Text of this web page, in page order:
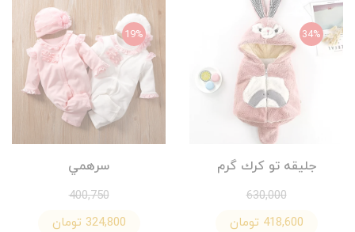
جليقه تو كرك گرم
630,000
418,600 تومان
34%
سرهمي
400,750
324,800 تومان
19%